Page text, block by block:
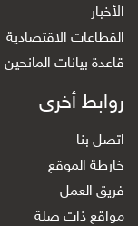
الأخبار
القطاعات الاقتصادية
قاعدة بيانات المانحين
روابط أخرى
اتصل بنا
خارطة الموقع
فريق العمل
مواقع ذات صلة